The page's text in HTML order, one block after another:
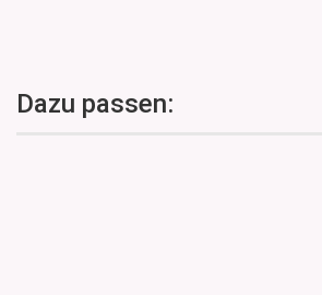
Dazu passen: